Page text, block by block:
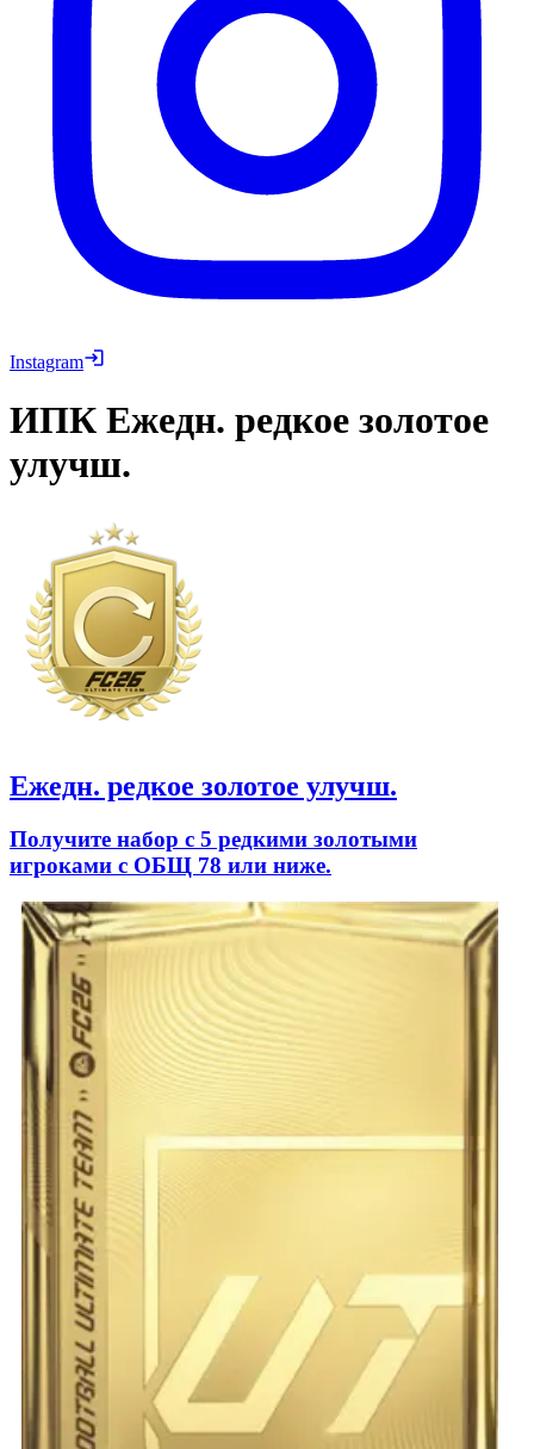
Instagram
ИПК Ежедн. редкое золотое
улучш.
Ежедн. редкое золотое улучш.
Получите набор с 5 редкими золотыми
игроками с ОБЩ 78 или ниже.